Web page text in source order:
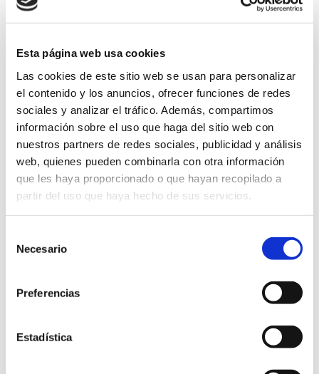
Esta página web usa cookies
Las cookies de este sitio web se usan para personalizar
el contenido y los anuncios, ofrecer funciones de redes
sociales y analizar el tráfico. Además, compartimos
información sobre el uso que haga del sitio web con
nuestros partners de redes sociales, publicidad y análisis
web, quienes pueden combinarla con otra información
que les haya proporcionado o que hayan recopilado a
partir del uso que haya hecho de sus servicios.
Necesario
Preferencias
Estadística
Fujitsu New Zealand Limited
@ New Zealand
Document Capture